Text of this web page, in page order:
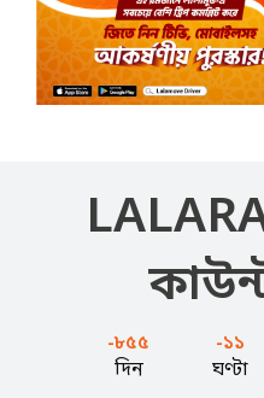
-৮৫৫
দিন
-১১
ঘণ্টা